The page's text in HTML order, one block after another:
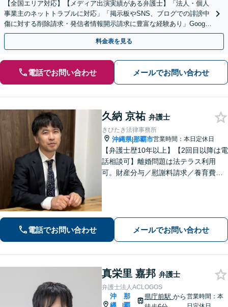
【全国エリア対応】【メディア出演実績がある弁護士】「法人・個人
事業主のネットトラブルに対応」「掲示板やSNS、ブログでの誹謗中
傷に対する削除請求・発信者情報開示請求に豊富な経験あり」Google
口コミの削除請求・賠償請求のご相談はお任せ
料金表を見る
電話でお問い合わせ メールでお問い合わせ
久納 京祐 弁護士
きびたき法律事務所
沖縄県|那覇市営業時間：本日定休日
【弁護士歴10年以上】【2回目以降は電
話相談可】離婚問題は法テラス利用
可。財産分与／慰謝料請求／養育費な
多数【バス停「天久」2分】
電話でお問い合わせ メールでお問い合わせ
真栄里 嘉邦 弁護士
弁護士法人ACLOGOS
沖
縄
|
那
覇
県庁前駅 から 営業時間：本